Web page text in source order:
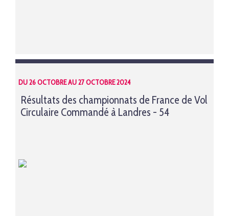
DU 26 OCTOBRE AU 27 OCTOBRE 2024
Résultats des championnats de France de Vol
Circulaire Commandé à Landres - 54